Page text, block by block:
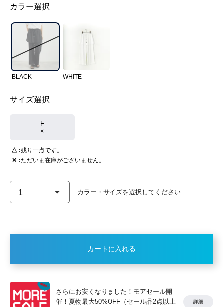
カラー選択
BLACK WHITE
サイズ選択
F
×
△ 残り一点です。
✕
ただいま在庫がございません。
カートに入れる
さらにお安くなりました！モアセール開
催！夏物最大50%OFF（セール品2点以上
詳細